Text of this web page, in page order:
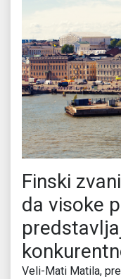
Finski
da visoke
Veli-Mati Matila,